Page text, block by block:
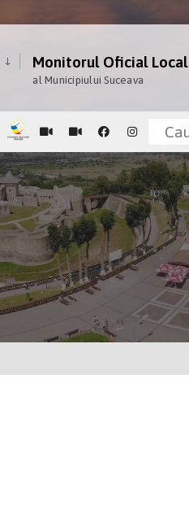
Monitorul Oficial Local
al Municipiului Suceava